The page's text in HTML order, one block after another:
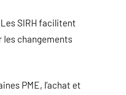
SIRH facilitent
les changements
PME, l’achat et